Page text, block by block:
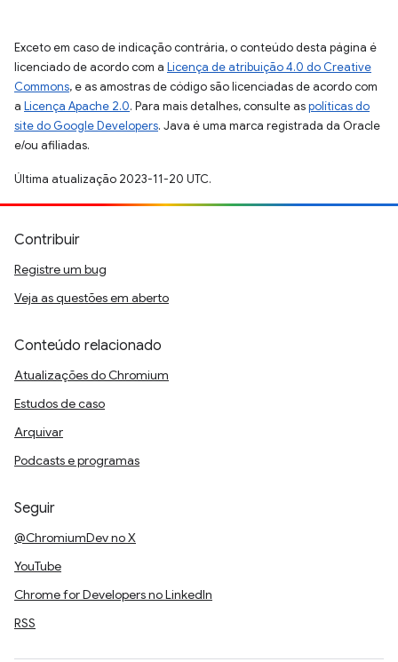
Exceto em caso de indicação contrária, o conteúdo desta página é
licenciado de acordo com a Licença de atribuição 4.0 do Creative
Commons, e as amostras de código são licenciadas de acordo com
a Licença Apache 2.0. Para mais detalhes, consulte aspolíticas do
site do Google Developers. Java é uma marca registrada da Oracle
e/ou afiliadas.
Última atualização 2023-11-20 UTC.
Contribuir
Registre um bug
Veja as questões em aberto
Conteúdo relacionado
Atualizações do Chromium
Estudos de caso
Arquivar
Podcasts e programas
Seguir
@ChromiumDev no X
YouTube
Chrome for Developers no LinkedIn
RSS